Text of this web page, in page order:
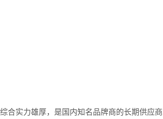
实力雄厚，是国内知名品牌商的长期供应